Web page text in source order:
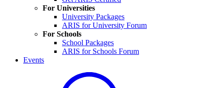
For Universities
University Packages
ARIS for University Forum
For Schools
School Packages
ARIS for Schools Forum
Events